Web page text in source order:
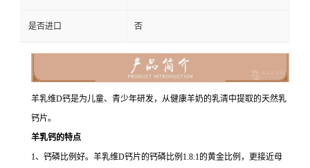
是否进口 否
羊乳维D钙是为儿童、青少年研发，从健康羊奶的乳清中提取的天然乳
钙片。
羊乳钙的特点
1、钙磷比例好。羊乳维D钙片的钙磷比例1.8:1的黄金比例，更接近母